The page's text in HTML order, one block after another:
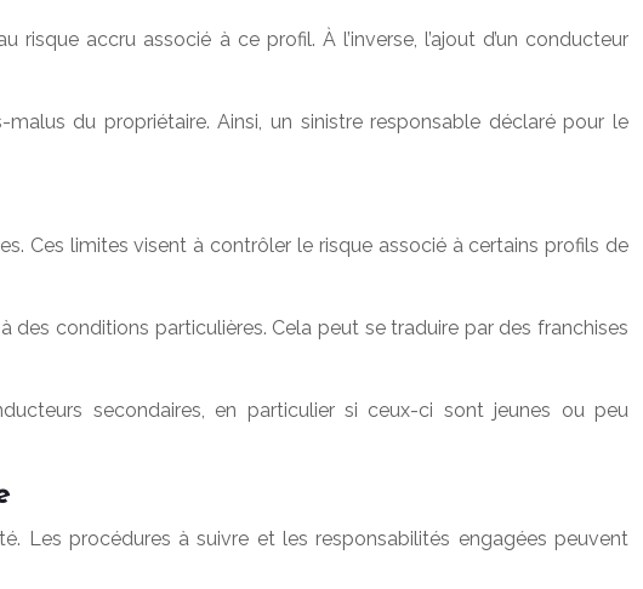
accru associé à ce profil. À l’inverse, l’ajout d’un conducteur
du propriétaire. Ainsi, un sinistre responsable déclaré pour le
Ces limites visent à contrôler le risque associé à certains profils de
conditions particulières. Cela peut se traduire par des franchises
secondaires, en particulier si ceux-ci sont jeunes ou peu
Les procédures à suivre et les responsabilités engagées peuvent